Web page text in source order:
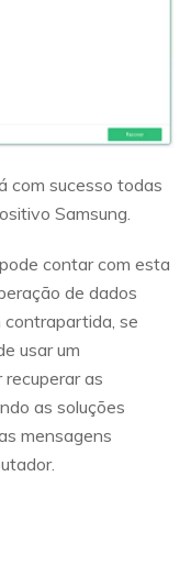
com sucesso todas
Samsung.
contar com esta
de dados
contrapartida, se
usar um
as
as soluções
mensagens